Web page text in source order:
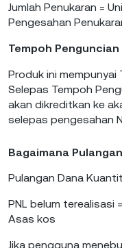
Jumlah Penukaran =
Pengesahan
Tempoh Penguncian
Produk ini mempunyai
Selepas Tempoh
akan dikreditkan ke
selepas pengesahan
Bagaimana
Pulangan Dana
PNL belum terealisasi
Asas kos
Jika pengguna